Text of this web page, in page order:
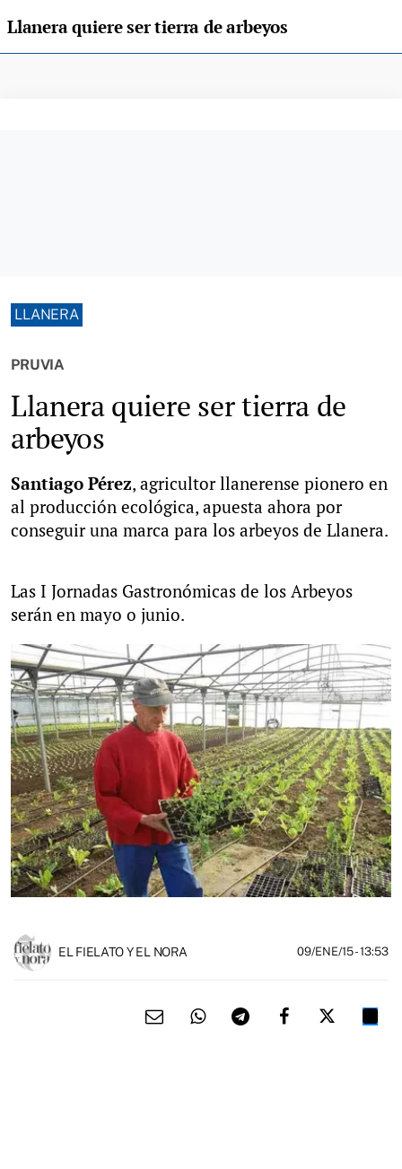
Llanera quiere ser tierra de arbeyos
LLANERA
PRUVIA
Llanera quiere ser tierra de
arbeyos
Santiago Pérez, agricultor llanerense pionero en
al producción ecológica, apuesta ahora por
conseguir una marca para los arbeyos de Llanera.
Las I Jornadas Gastronómicas de los Arbeyos
serán en mayo o junio.
EL FIELATO Y EL NORA 09/ENE/15- 13:53